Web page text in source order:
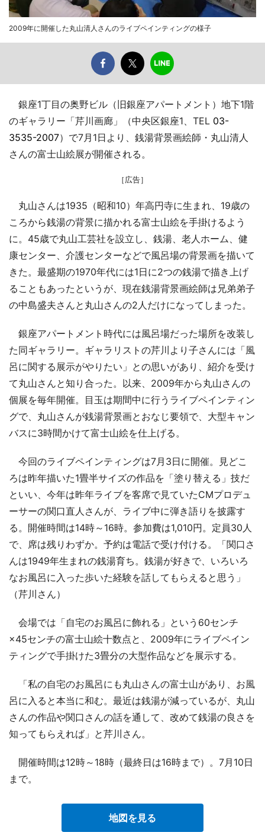
2009年に開催した丸山清人さんのライブペインティングの様子
銀座1丁目の奥野ビル（旧銀座アパートメント）地下1階
のギャラリー「芹川画廊」（中央区銀座1、TEL 03-
3535-2007）で7月1日より、銭湯背景画絵師・丸山清人
さんの富士山絵展が開催される。
［広告］
丸山さんは1935（昭和10）年高円寺に生まれ、19歳の
ころから銭湯の背景に描かれる富士山絵を手掛けるよう
に。45歳で丸山工芸社を設立し、銭湯、老人ホーム、健
康センター、介護センターなどで風呂場の背景画を描いて
きた。最盛期の1970年代には1日に2つの銭湯で描き上げ
ることもあったというが、現在銭湯背景画絵師は兄弟弟子
の中島盛夫さんと丸山さんの2人だけになってしまった。
銀座アパートメント時代には風呂場だった場所を改装し
た同ギャラリー。ギャラリストの芹川より子さんには「風
呂に関する展示がやりたい」との思いがあり、紹介を受け
て丸山さんと知り合った。以来、2009年から丸山さんの
個展を毎年開催。目玉は期間中に行うライブペインティン
グで、丸山さんが銭湯背景画とおなじ要領で、大型キャン
バスに3時間かけて富士山絵を仕上げる。
今回のライブペインティングは7月3日に開催。見どこ
ろは昨年描いた1畳半サイズの作品を「塗り替える」技だ
といい、今年は昨年ライブを客席で見ていたCMプロデュ
ーサーの関口直人さんが、ライブ中に弾き語りを披露す
る。開催時間は14時～16時。参加費は1,010円。定員30人
で、席は残りわずか。予約は電話で受け付ける。「関口さ
んは1949年生まれの銭湯育ち。銭湯が好きで、いろいろ
なお風呂に入った歩いた経験を話してもらえると思う」
（芹川さん）
会場では「自宅のお風呂に飾れる」という60センチ
×45センチの富士山絵十数点と、2009年にライブペイン
ティングで手掛けた3畳分の大型作品などを展示する。
「私の自宅のお風呂にも丸山さんの富士山があり、お風
呂に入ると本当に和む。最近は銭湯が減っているが、丸山
さんの作品や関口さんの話を通して、改めて銭湯の良さを
知ってもらえれば」と芹川さん。
開催時間は12時～18時（最終日は16時まで）。7月10日
まで。
地図を見る